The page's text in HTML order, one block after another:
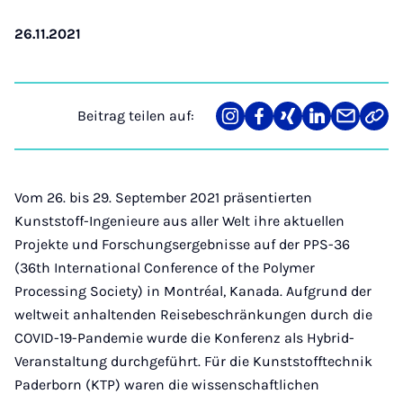
26.11.2021
Beitrag teilen auf:
Teilen
auf
Teilen
auf
Teilen
auf
Teilen
auf
Teilen
über
Link
Vom 26. bis 29. September 2021 präsentierten
Kunststoff-Ingenieure aus aller Welt ihre aktuellen
Projekte und Forschungsergebnisse auf der PPS-36
(36th International Conference of the Polymer
Processing Society) in Montréal, Kanada. Aufgrund der
weltweit anhaltenden Reisebeschränkungen durch die
COVID-19-Pandemie wurde die Konferenz als Hybrid-
Veranstaltung durchgeführt. Für die Kunststofftechnik
Paderborn (KTP) waren die wissenschaftlichen